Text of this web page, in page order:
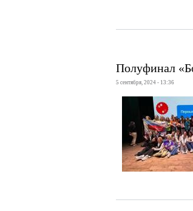
Полуфинал
5 сентября, 2024 - 13:36